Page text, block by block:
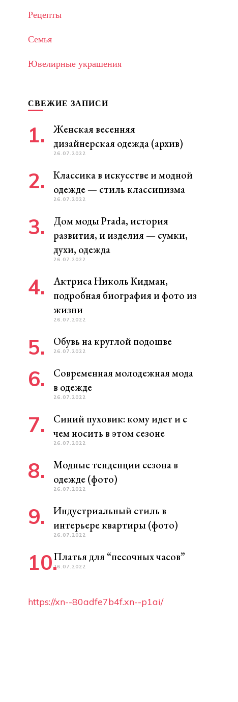
Рецепты
Семья
Ювелирные украшения
СВЕЖИЕ ЗАПИСИ
Женская весенняя
дизайнерская одежда (архив)
26.07.2022
Классика в искусстве и модной
одежде — стиль классицизма
26.07.2022
Дом моды Prada, история
развития, и изделия — сумки,
духи, одежда
26.07.2022
Актриса Николь Кидман,
подробная биография и фото из
жизни
26.07.2022
Обувь на круглой подошве
26.07.2022
Современная молодежная мода
в одежде
26.07.2022
Синий пуховик: кому идет и с
чем носить в этом сезоне
26.07.2022
Модные тенденции сезона в
одежде (фото)
26.07.2022
Индустриальный стиль в
интерьере квартиры (фото)
26.07.2022
Платья для “песочных часов”
26.07.2022
https://xn--80adfe7b4f.xn--p1ai/